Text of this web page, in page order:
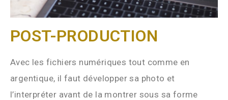
POST-PRODUCTION
Avec les fichiers numériques tout comme en
argentique, il faut développer sa photo et
l’interpréter avant de la montrer sous sa forme